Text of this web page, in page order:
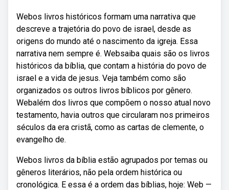
Webos livros históricos formam uma narrativa que
descreve a trajetória do povo de israel, desde as
origens do mundo até o nascimento da igreja. Essa
narrativa nem sempre é. Websaiba quais são os livros
históricos da bíblia, que contam a história do povo de
israel e a vida de jesus. Veja também como são
organizados os outros livros bíblicos por gênero.
Webalém dos livros que compõem o nosso atual novo
testamento, havia outros que circularam nos primeiros
séculos da era cristã, como as cartas de clemente, o
evangelho de.
Webos livros da bíblia estão agrupados por temas ou
gêneros literários, não pela ordem histórica ou
cronológica. E essa é a ordem das bíblias, hoje: Web —